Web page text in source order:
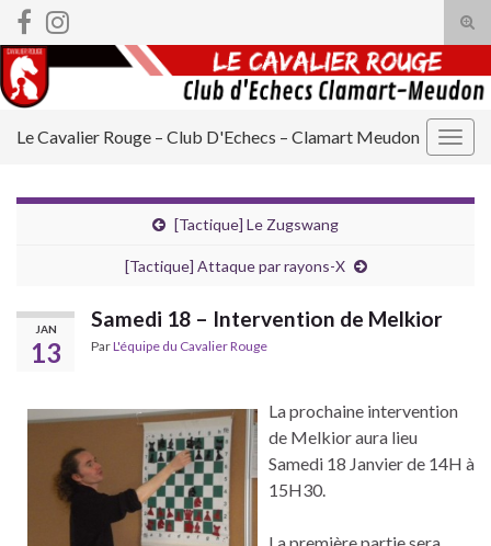
Search for:
Le Cavalier Rouge – Club D'Echecs – Clamart Meudon
[Tactique] Le Zugswang
[Tactique] Attaque par rayons-X
JAN
13
Samedi 18 – Intervention de Melkior
ParL'équipe du Cavalier Rouge
La prochaine intervention
de Melkior aura lieu
Samedi 18 Janvier de 14H à
15H30.